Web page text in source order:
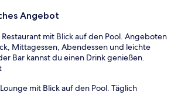
Angebot
Restaurant mit Blick auf den Pool. Angeboten
Mittagessen, Abendessen und leichte
Bar kannst du einen Drink genießen.
mit Blick auf den Pool. Täglich